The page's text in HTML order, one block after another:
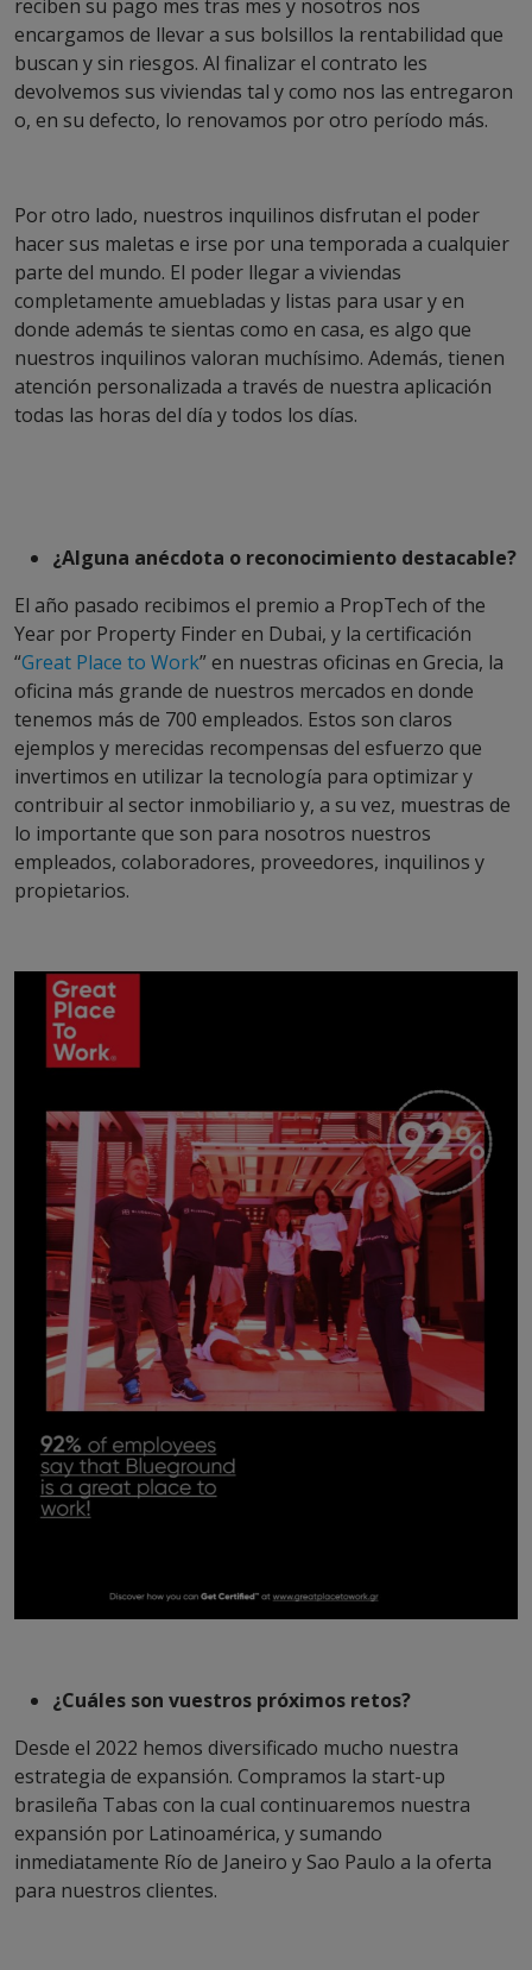
reciben su pago mes tras mes y nosotros nos
encargamos de llevar a sus bolsillos la rentabilidad que
buscan y sin riesgos. Al finalizar el contrato les
devolvemos sus viviendas tal y como nos las entregaron
o, en su defecto, lo renovamos por otro período más.
Por otro lado, nuestros inquilinos disfrutan el poder
hacer sus maletas e irse por una temporada a cualquier
parte del mundo. El poder llegar a viviendas
completamente amuebladas y listas para usar y en
donde además te sientas como en casa, es algo que
nuestros inquilinos valoran muchísimo. Además, tienen
atención personalizada a través de nuestra aplicación
todas las horas del día y todos los días.
¿Alguna anécdota o reconocimiento destacable?
El año pasado recibimos el premio a PropTech of the
Year por Property Finder en Dubai, y la certificación
“Great Place to Work” en nuestras oficinas en Grecia, la
oficina más grande de nuestros mercados en donde
tenemos más de 700 empleados. Estos son claros
ejemplos y merecidas recompensas del esfuerzo que
invertimos en utilizar la tecnología para optimizar y
contribuir al sector inmobiliario y, a su vez, muestras de
lo importante que son para nosotros nuestros
empleados, colaboradores, proveedores, inquilinos y
propietarios.
¿Cuáles son vuestros próximos retos?
Desde el 2022 hemos diversificado mucho nuestra
estrategia de expansión. Compramos la start-up
brasileña Tabas con la cual continuaremos nuestra
expansión por Latinoamérica, y sumando
inmediatamente Río de Janeiro y Sao Paulo a la oferta
para nuestros clientes.